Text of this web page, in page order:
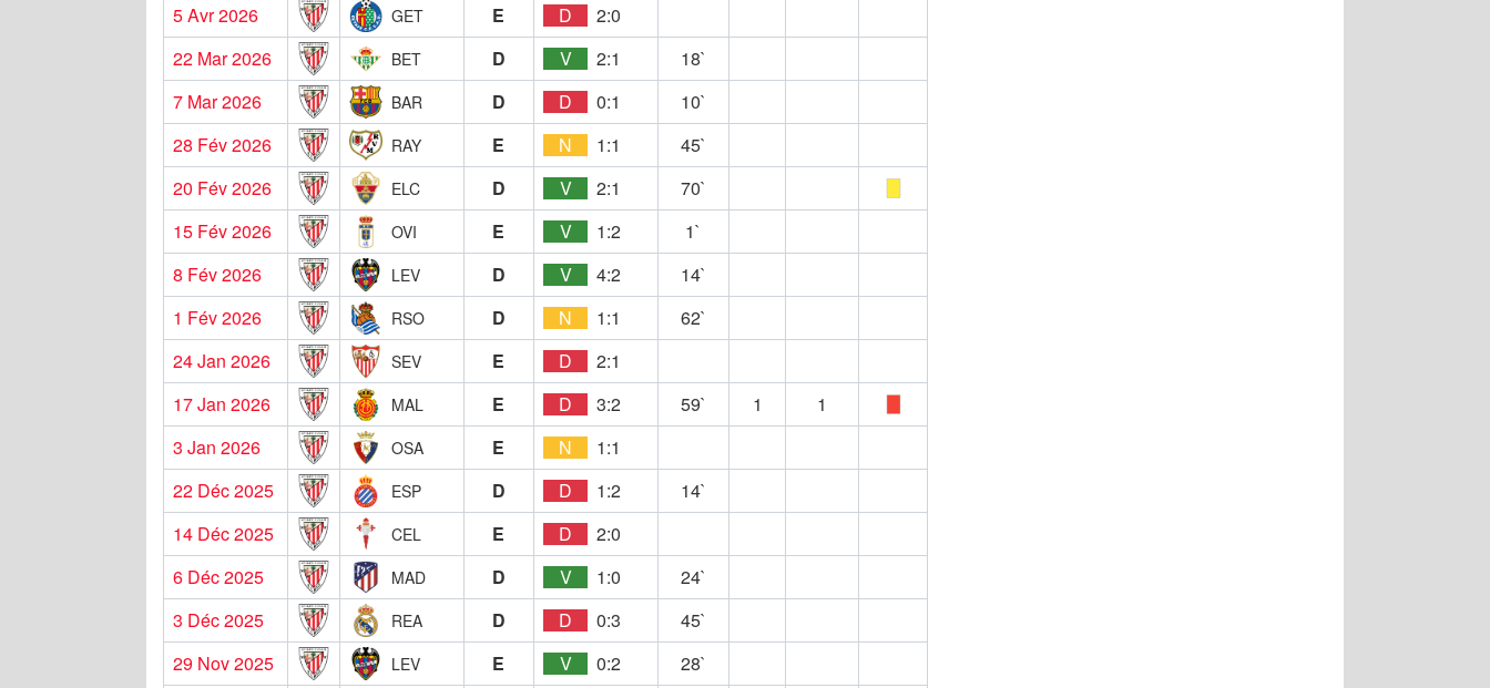
5 Avr 2026
GET E D
2:0
22 Mar 2026
BET D V 2:1
18`
7 Mar 2026
BAR D D 0:1
10`
28 Fév 2026
RAY E N 1:1
45`
20 Fév 2026
ELC D V 2:1
70`
15 Fév 2026
OVI E V 1:2
1`
8 Fév 2026
LEV D V 4:2
14`
1 Fév 2026
RSO D N 1:1
62`
24 Jan 2026
SEV E D
2:1
17 Jan 2026
MAL E D 3:2 59` 1
1
3 Jan 2026
OSA E N
1:1
22 Déc 2025
ESP D D 1:2
14`
14 Déc 2025
CEL E D
2:0
6 Déc 2025
MAD D V 1:0
24`
3 Déc 2025
REA D D 0:3
45`
29 Nov 2025
LEV E V 0:2
28`